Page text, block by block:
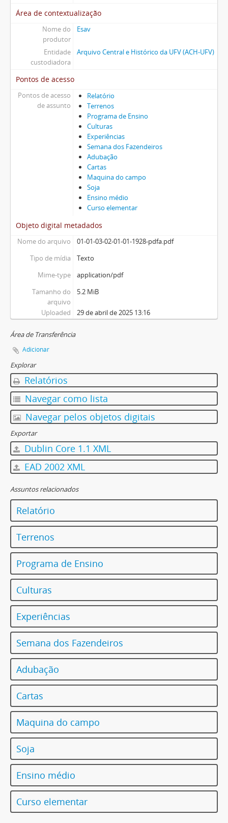
Área de contextualização
Nome do
produtor
Esav
Entidade
custodiadora
Arquivo Central e Histórico da UFV (ACH-UFV)
Pontos de acesso
Pontos de acesso
de assunto
Relatório
Terrenos
Programa de Ensino
Culturas
Experiências
Semana dos Fazendeiros
Adubação
Cartas
Maquina do campo
Soja
Ensino médio
Curso elementar
Objeto digital metadados
Nome do arquivo
01-01-03-02-01-01-1928-pdfa.pdf
Tipo de mídia
Texto
Mime-type
application/pdf
Tamanho do
arquivo
5.2 MiB
Uploaded 29 de abril de 2025 13:16
Área de Transferência
Adicionar
Explorar
Relatórios
Navegar como lista
Navegar pelos objetos digitais
Exportar
Dublin Core 1.1 XML
EAD 2002 XML
Assuntos relacionados
Relatório
Terrenos
Programa de Ensino
Culturas
Experiências
Semana dos Fazendeiros
Adubação
Cartas
Maquina do campo
Soja
Ensino médio
Curso elementar